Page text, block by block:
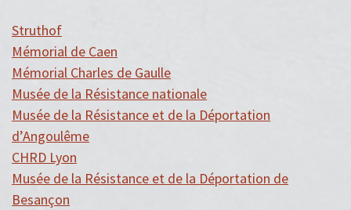
Struthof
Mémorial de Caen
Mémorial Charles de Gaulle
Musée de la Résistance nationale
Musée de la Résistance et de la Déportation
d’Angoulême
CHRD Lyon
Musée de la Résistance et de la Déportation de
Besançon